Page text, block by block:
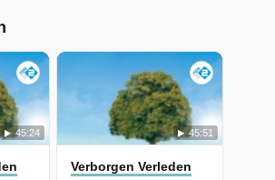
45:24 45:51
Verborgen Verleden